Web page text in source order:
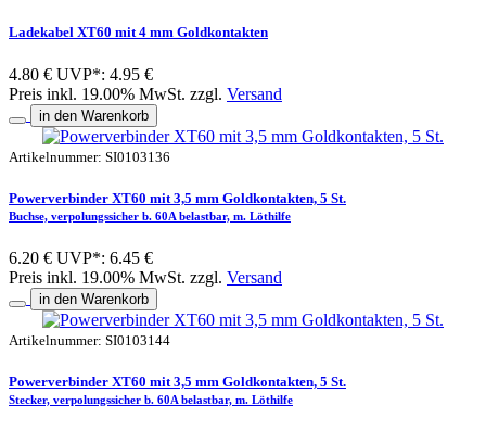
Ladekabel XT60 mit 4 mm Goldkontakten
4.80 € UVP*: 4.95 €
Preis inkl. 19.00% MwSt. zzgl. Versand
in den Warenkorb
Artikelnummer: SI0103136
Powerverbinder XT60 mit 3,5 mm Goldkontakten, 5 St.
Buchse, verpolungssicher b. 60A belastbar, m. Löthilfe
6.20 € UVP*: 6.45 €
Preis inkl. 19.00% MwSt. zzgl. Versand
in den Warenkorb
Artikelnummer: SI0103144
Powerverbinder XT60 mit 3,5 mm Goldkontakten, 5 St.
Stecker, verpolungssicher b. 60A belastbar, m. Löthilfe